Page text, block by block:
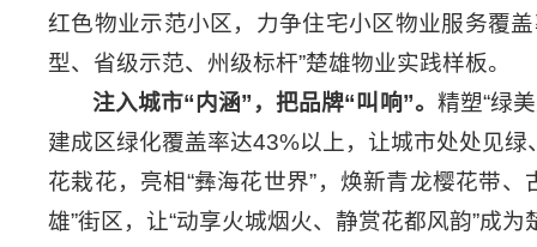
红色物业示范小区，力争住宅小区物业服务覆
型、省级示范、州级标杆”楚雄物业实践样板。
注入城市“内涵” ，把品牌“叫响”。 精塑“绿
建成区绿化覆盖率达43%以上，让城市处处见绿
花栽花，亮相“彝海花世界”，焕新青龙樱花带
雄”街区，让“动享火城烟火、静赏花都风韵”成为